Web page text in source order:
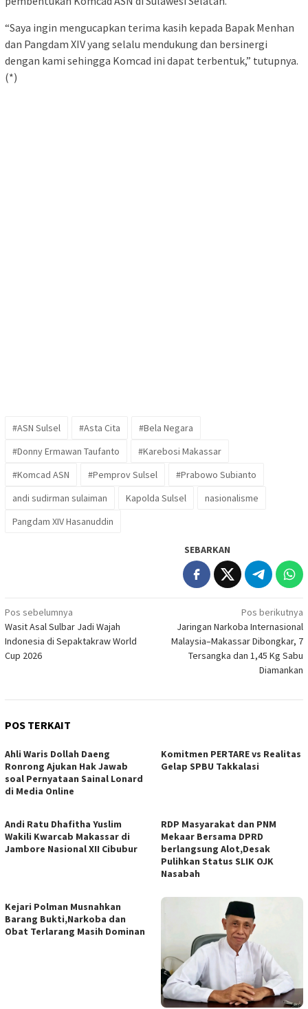
“Saya ingin mengucapkan terima kasih kepada Bapak Menhan
dan Pangdam XIV yang selalu mendukung dan bersinergi
dengan kami sehingga Komcad ini dapat terbentuk,” tutupnya.
(*)
#ASN Sulsel #Asta Cita
#Bela Negara
#Donny Ermawan Taufanto
#Karebosi Makassar
#Komcad ASN
#Pemprov Sulsel
#Prabowo Subianto
andi sudirman sulaiman
Kapolda Sulsel
nasionalisme
Pangdam XIV Hasanuddin
SEBARKAN
Navigasi
pos
Pos sebelumnya
Wasit Asal Sulbar Jadi Wajah
Indonesia di Sepaktakraw World
Cup 2026
Pos berikutnya
Jaringan Narkoba Internasional
Malaysia–Makassar Dibongkar, 7
Tersangka dan 1,45 Kg Sabu
Diamankan
POS TERKAIT
Ahli Waris Dollah Daeng
Ronrong Ajukan Hak Jawab
soal Pernyataan Sainal Lonard
di Media Online
Komitmen PERTARE vs Realitas
Gelap SPBU Takkalasi
Andi Ratu Dhafitha Yuslim
Wakili Kwarcab Makassar di
Jambore Nasional XII Cibubur
RDP Masyarakat dan PNM
Mekaar Bersama DPRD
berlangsung Alot,Desak
Pulihkan Status SLIK OJK
Nasabah
Kejari Polman Musnahkan
Barang Bukti,Narkoba dan
Obat Terlarang Masih Dominan